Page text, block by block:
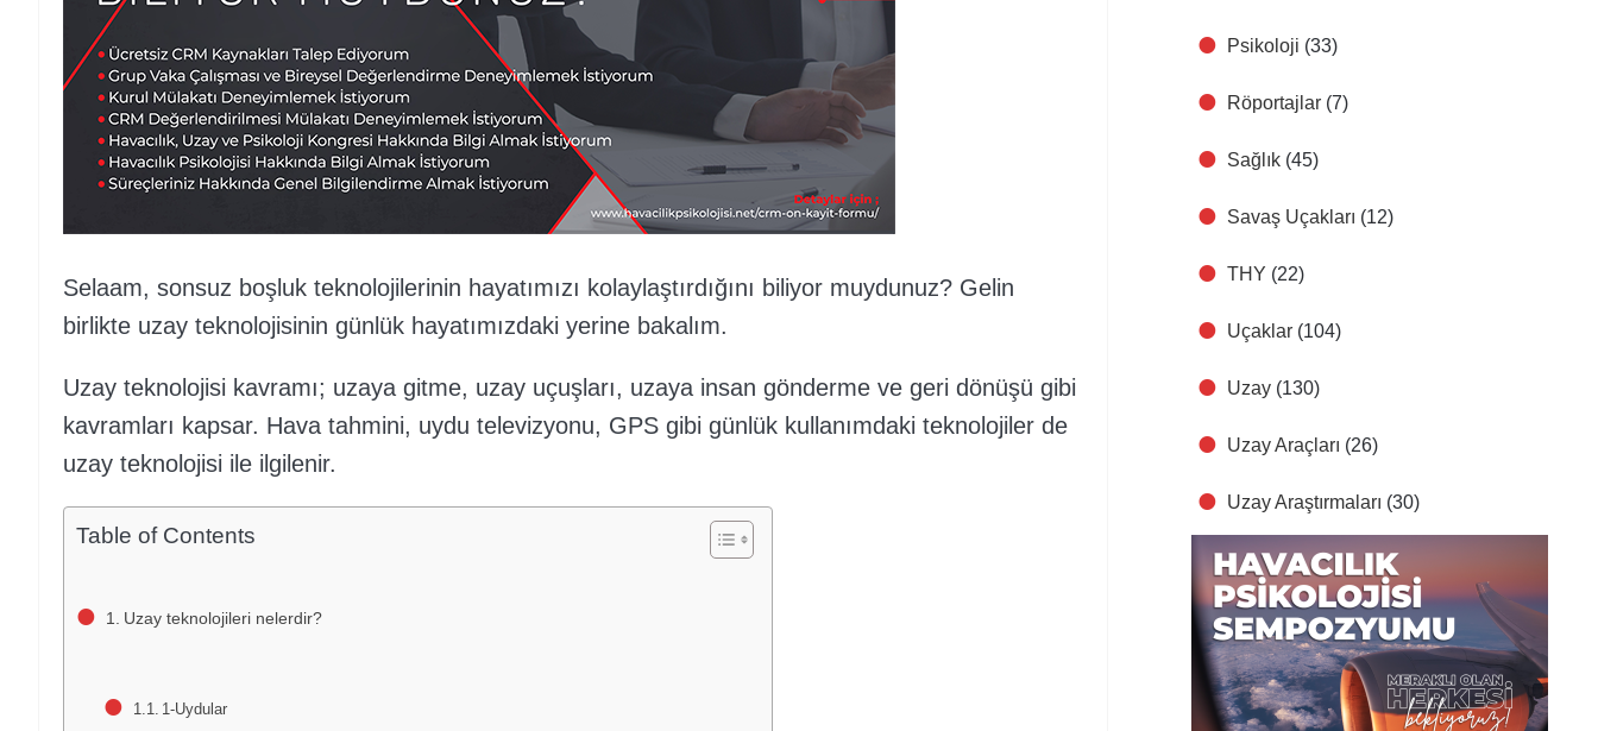
Selaam, sonsuz boşluk teknolojilerinin hayatımızı kolaylaştırdığını biliyor muydunuz? Gelin
birlikte uzay teknolojisinin günlük hayatımızdaki yerine bakalım.
Uzay teknolojisi kavramı; uzaya gitme, uzay uçuşları, uzaya insan gönderme ve geri dönüşü gibi
kavramları kapsar. Hava tahmini, uydu televizyonu, GPS gibi günlük kullanımdaki teknolojiler de
uzay teknolojisi ile ilgilenir.
Table of Contents
Uzay teknolojileri nelerdir?
1-Uydular
Psikoloji (33)
Röportajlar (7)
Sağlık (45)
Savaş Uçakları (12)
THY (22)
Uçaklar (104)
Uzay (130)
Uzay Araçları (26)
Uzay Araştırmaları (30)